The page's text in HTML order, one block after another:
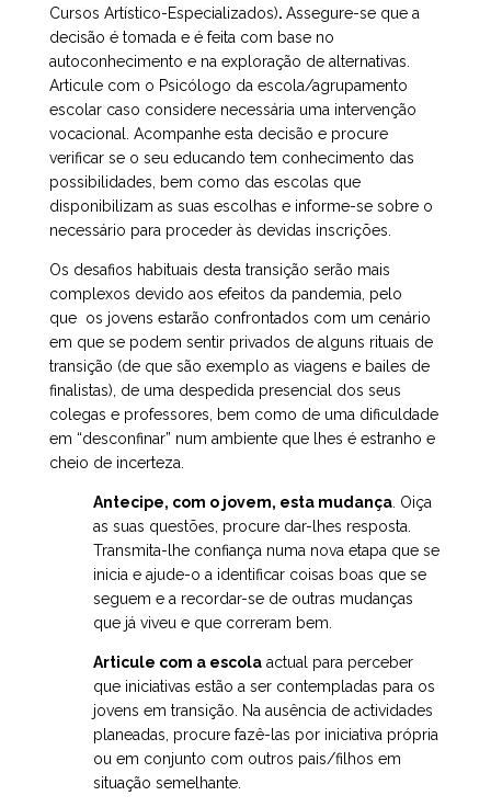
Cursos Artístico-Especializados). Assegure-se que a
decisão é tomada e é feita com base no
autoconhecimento e na exploração de alternativas.
Articule com o Psicólogo da escola/agrupamento
escolar caso considere necessária uma intervenção
vocacional. Acompanhe esta decisão e procure
verificar se o seu educando tem conhecimento das
possibilidades, bem como das escolas que
disponibilizam as suas escolhas e informe-se sobre o
necessário para proceder às devidas inscrições.
Os desafios habituais desta transição serão mais
complexos devido aos efeitos da pandemia, pelo
que os jovens estarão confrontados com um cenário
em que se podem sentir privados de alguns rituais de
transição (de que são exemplo as viagens e bailes de
finalistas), de uma despedida presencial dos seus
colegas e professores, bem como de uma dificuldade
em “desconfinar” num ambiente que lhes é estranho e
cheio de incerteza.
Antecipe, com o jovem, esta mudança . Oiça
as suas questões, procure dar-lhes resposta.
Transmita-lhe confiança numa nova etapa que se
inicia e ajude-o a identificar coisas boas que se
seguem e a recordar-se de outras mudanças
que já viveu e que correram bem.
Articule com a escola actual para perceber
que iniciativas estão a ser contempladas para os
jovens em transição. Na ausência de actividades
planeadas, procure fazê-las por iniciativa própria
ou em conjunto com outros pais/filhos em
situação semelhante.